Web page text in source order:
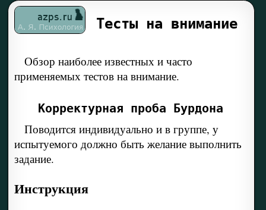
Тесты на внимание
Обзор наиболее известных и часто
применяемых тестов на внимание.
Корректурная проба Бурдона
Поводится индивидуально и в группе, у
испытуемого должно быть желание выполнить
задание.
Инструкция